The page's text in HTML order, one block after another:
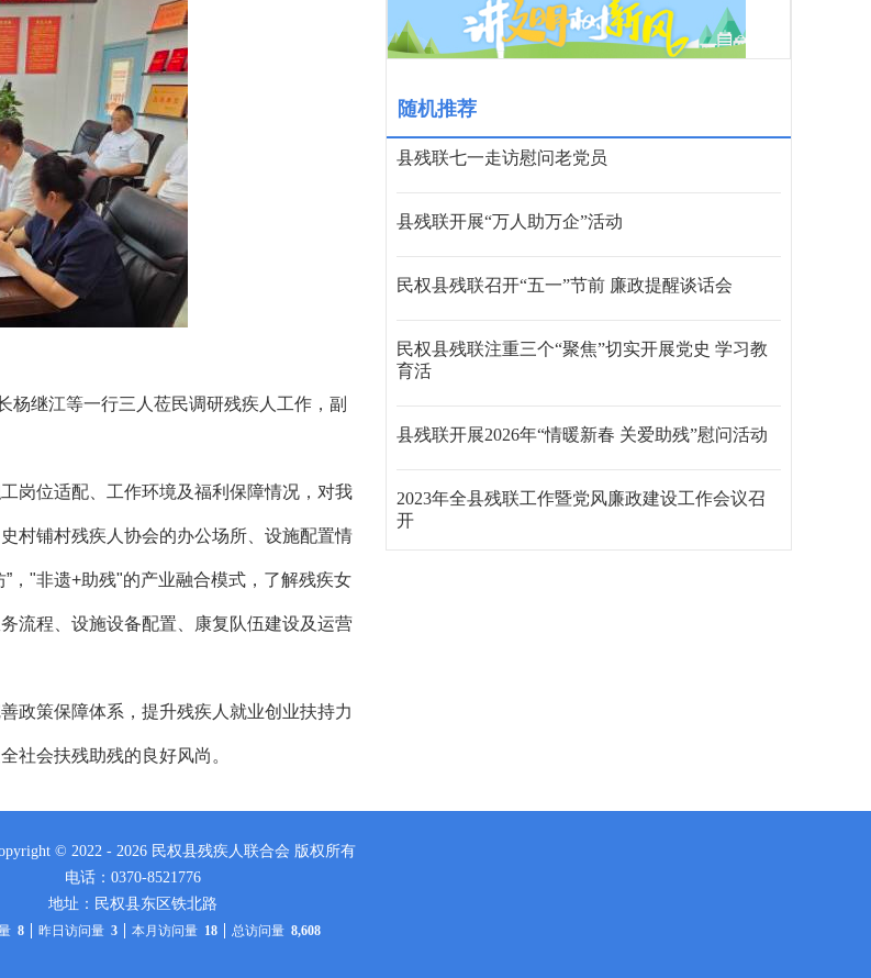
继江等一行三人莅民调研残疾人工作，副
位适配、工作环境及福利保障情况，对我
村铺村残疾人协会的办公场所、设施配置情
，"非遗+助残"的产业融合模式，了解残疾女
流程、设施设备配置、康复队伍建设及运营
策保障体系，提升残疾人就业创业扶持力
社会扶残助残的良好风尚。
随机推荐
县残联七一走访慰问老党员
县残联开展“万人助万企”活动
民权县残联召开“五一”节前 廉政提醒谈话会
民权县残联注重三个“聚焦”切实开展党史 学习教
育活
县残联开展2026年“情暖新春 关爱助残”慰问活动
2023年全县残联工作暨党风廉政建设工作会议召
开
© 2022 - 2026 民权县残疾人联合会 版权所有
电话：0370-8521776
地址：民权县东区铁北路
8 昨日访问量 3 本月访问量 18 总访问量 8,608